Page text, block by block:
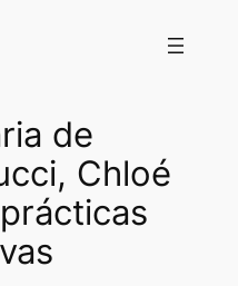
de
Chloé